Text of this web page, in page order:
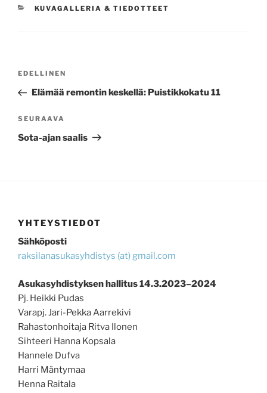
KATEGORIAT
KUVAGALLERIA & TIEDOTTEET
SELAUS
Edellinen
artikkeli
EDELLINEN
Elämää remontin keskellä: Puistikkokatu 11
Seuraava
artikkeli
SEURAAVA
Sota-ajan saalis
YHTEYSTIEDOT
Sähköposti
raksilanasukasyhdistys (at) gmail.com
Asukasyhdistyksen hallitus 14.3.2023–2024
Pj. Heikki Pudas
Varapj. Jari-Pekka Aarrekivi
Rahastonhoitaja Ritva Ilonen
Sihteeri Hanna Kopsala
Hannele Dufva
Harri Mäntymaa
Henna Raitala